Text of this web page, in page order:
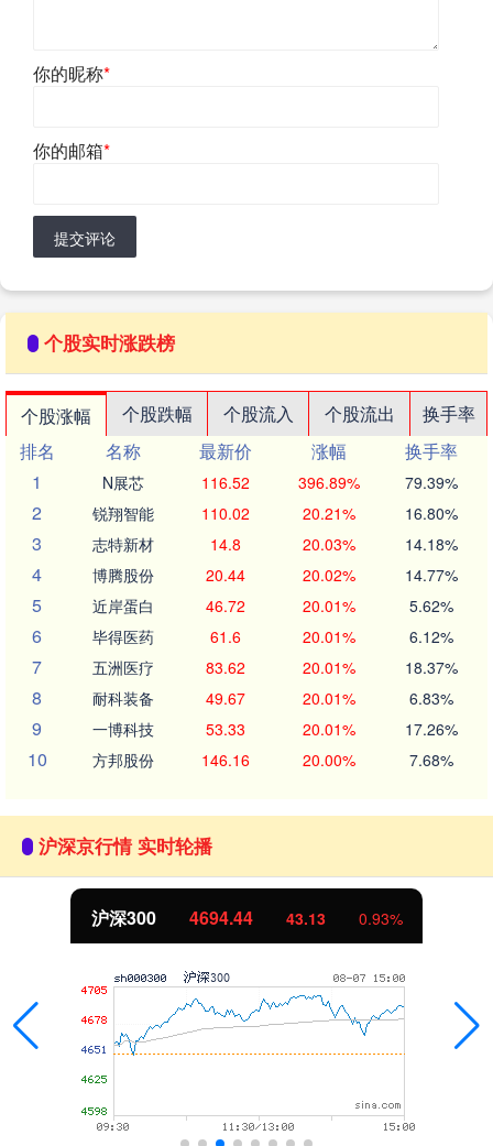
你的昵称*
你的邮箱*
提交评论
个股实时涨跌榜
个股涨幅 个股跌幅 个股流入 个股流出
换手率
排名
名称 最新价 涨幅
换手率
1
N展芯 116.52 396.89% 79.39%
2 锐翔智能 110.02 20.21% 16.80%
3 志特新材 14.8 20.03% 14.18%
4 博腾股份 20.44 20.02% 14.77%
5 近岸蛋白 46.72 20.01% 5.62%
6 毕得医药 61.6 20.01% 6.12%
7 五洲医疗 83.62 20.01% 18.37%
8 耐科装备 49.67 20.01% 6.83%
9 一博科技 53.33 20.01% 17.26%
10 方邦股份 146.16 20.00% 7.68%
沪深京行情 实时轮播
北证50 1134.24 11.37 1.01%